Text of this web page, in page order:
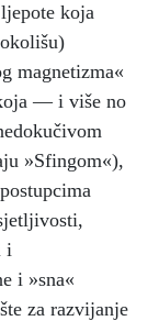
koja
magnetizma«
— i više no
»Sfingom«),
i
i »sna«
za razvijanje